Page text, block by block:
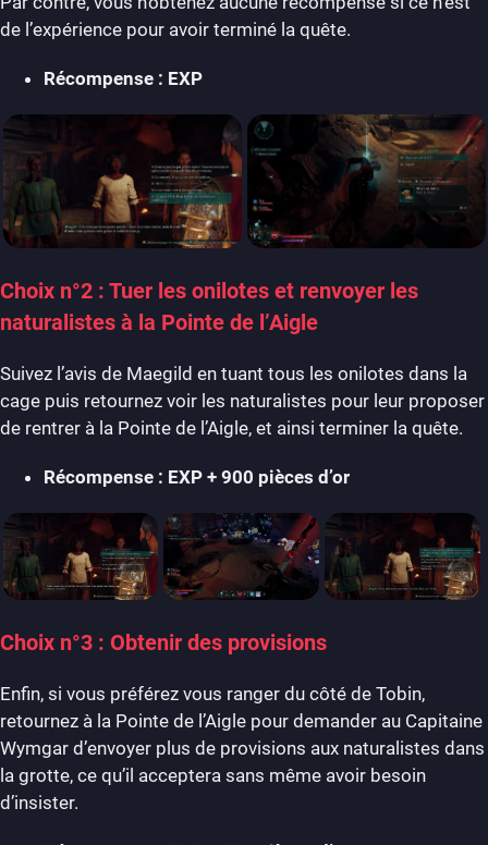
de l’expérience pour avoir terminé la quête.
Récompense : EXP
Choix n°2 : Tuer les onilotes et renvoyer les
naturalistes à la Pointe de l’Aigle
Suivez l’avis de Maegild en tuant tous les onilotes dans la
cage puis retournez voir les naturalistes pour leur proposer
de rentrer à la Pointe de l’Aigle, et ainsi terminer la quête.
Récompense : EXP + 900 pièces d’or
Choix n°3 : Obtenir des provisions
Enfin, si vous préférez vous ranger du côté de Tobin,
retournez à la Pointe de l’Aigle pour demander au Capitaine
Wymgar d’envoyer plus de provisions aux naturalistes dans
la grotte, ce qu’il acceptera sans même avoir besoin
d’insister.